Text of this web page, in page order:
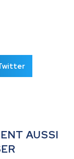
AUSSI